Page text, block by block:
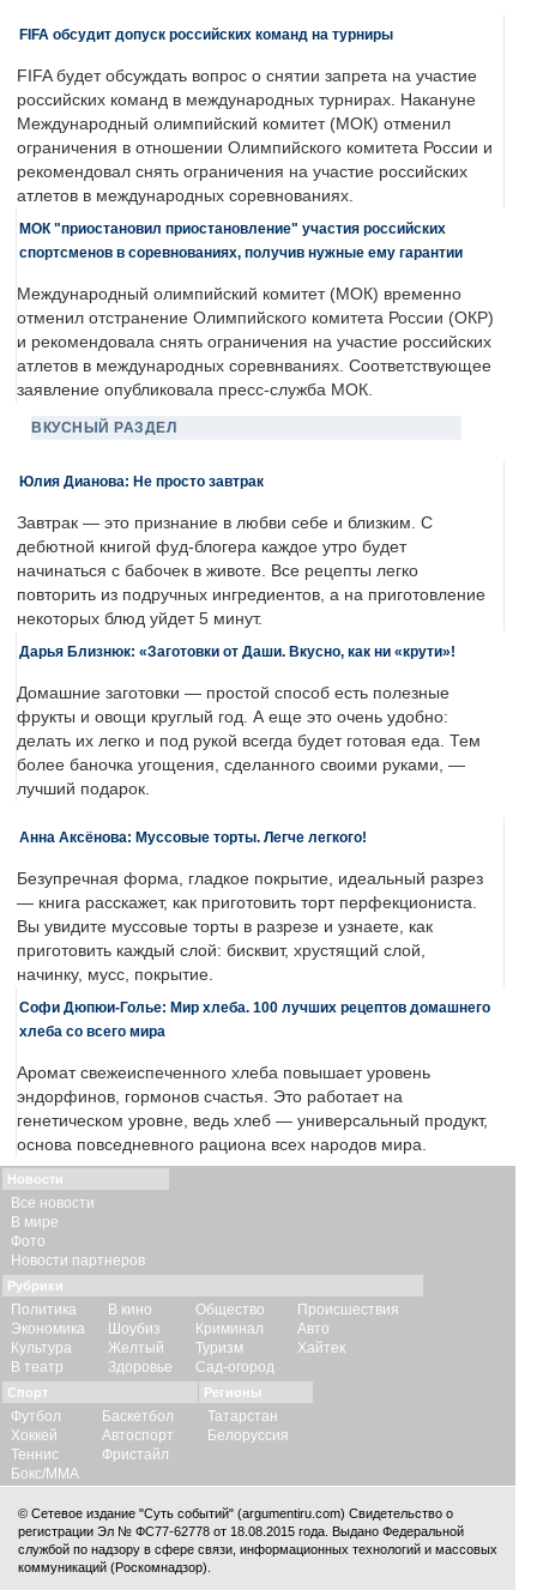
FIFA обсудит допуск российских команд на турниры
FIFA будет обсуждать вопрос о снятии запрета на участие
российских команд в международных турнирах. Накануне
Международный олимпийский комитет (МОК) отменил
ограничения в отношении Олимпийского комитета России и
рекомендовал снять ограничения на участие российских
атлетов в международных соревнованиях.
МОК "приостановил приостановление" участия российских
спортсменов в соревнованиях, получив нужные ему гарантии
Международный олимпийский комитет (МОК) временно
отменил отстранение Олимпийского комитета России (ОКР)
и рекомендовала снять ограничения на участие российских
атлетов в международных соревнваниях. Соответствующее
заявление опубликовала пресс-служба МОК.
ВКУСНЫЙ РАЗДЕЛ
Юлия Дианова: Не просто завтрак
Завтрак — это признание в любви себе и близким. С
дебютной книгой фуд-блогера каждое утро будет
начинаться с бабочек в животе. Все рецепты легко
повторить из подручных ингредиентов, а на приготовление
некоторых блюд уйдет 5 минут.
Дарья Близнюк: «Заготовки от Даши. Вкусно, как ни «крути»!
Домашние заготовки — простой способ есть полезные
фрукты и овощи круглый год. А еще это очень удобно:
делать их легко и под рукой всегда будет готовая еда. Тем
более баночка угощения, сделанного своими руками, —
лучший подарок.
Анна Аксёнова: Муссовые торты. Легче легкого!
Безупречная форма, гладкое покрытие, идеальный разрез
— книга расскажет, как приготовить торт перфекциониста.
Вы увидите муссовые торты в разрезе и узнаете, как
приготовить каждый слой: бисквит, хрустящий слой,
начинку, мусс, покрытие.
Софи Дюпюи-Голье: Мир хлеба. 100 лучших рецептов домашнего
хлеба со всего мира
Аромат свежеиспеченного хлеба повышает уровень
эндорфинов, гормонов счастья. Это работает на
генетическом уровне, ведь хлеб — универсальный продукт,
основа повседневного рациона всех народов мира.
Новости
Все новости
В мире
Фото
Новости партнеров
Рубрики
Политика
Экономика
Культура
В театр
В кино
Шоубиз
Желтый
Здоровье
Общество
Криминал
Туризм
Сад-огород
Происшествия
Авто
Хайтек
Спорт
Футбол
Хоккей
Теннис
Бокс/ММА
Баскетбол
Автоспорт
Фристайл
Регионы
Татарстан
Белоруссия
© Сетевое издание "Суть событий" (argumentiru.com) Свидетельство о
регистрации Эл № ФС77-62778 от 18.08.2015 года. Выдано Федеральной
службой по надзору в сфере связи, информационных технологий и массовых
коммуникаций (Роскомнадзор).